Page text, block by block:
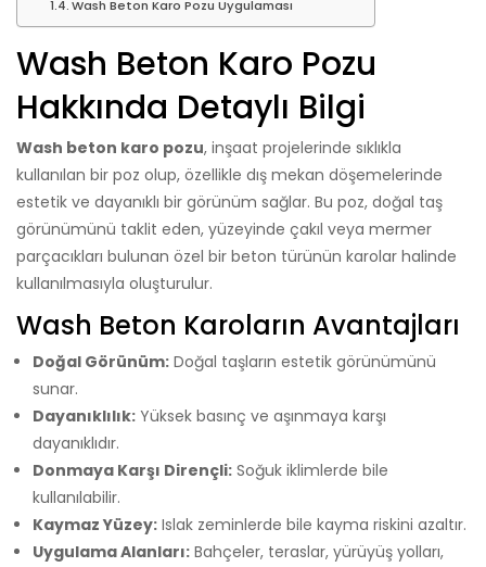
Wash Beton Karo Pozu Uygulaması
Wash Beton Karo Pozu
Hakkında Detaylı Bilgi
Wash beton karo pozu, inşaat projelerinde sıklıkla
kullanılan bir poz olup, özellikle dış mekan döşemelerinde
estetik ve dayanıklı bir görünüm sağlar. Bu poz, doğal taş
görünümünü taklit eden, yüzeyinde çakıl veya mermer
parçacıkları bulunan özel bir beton türünün karolar halinde
kullanılmasıyla oluşturulur.
Wash Beton Karoların Avantajları
Doğal Görünüm: Doğal taşların estetik görünümünü
sunar.
Dayanıklılık: Yüksek basınç ve aşınmaya karşı
dayanıklıdır.
Donmaya Karşı Dirençli: Soğuk iklimlerde bile
kullanılabilir.
Kaymaz Yüzey: Islak zeminlerde bile kayma riskini azaltır.
Uygulama Alanları: Bahçeler, teraslar, yürüyüş yolları,